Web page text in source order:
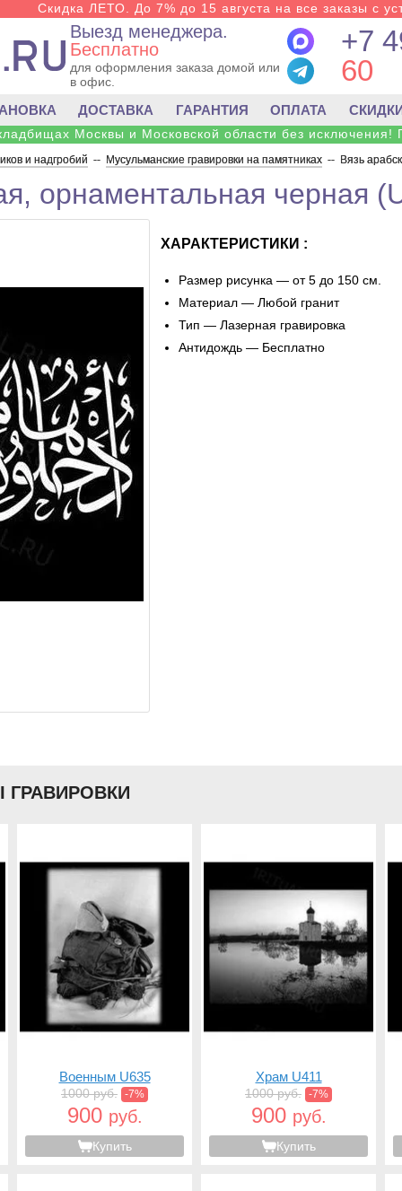
Скидка ЛЕТО. До 7% до 15 августа на все заказы с
Выезд менеджера.
Бесплатно
для оформления заказа домой или
в офис.
+7
60
ДОСТАВКА ГАРАНТИЯ ОПЛАТА
Москвы и Московской области без исключения!
и надгробий -- Мусульманские гравировки на памятниках -- Вязь
орнаментальная черная
ХАРАКТЕРИСТИКИ :
Размер рисунка — от 5 до 150 см.
Материал — Любой гранит
Тип — Лазерная гравировка
Антидождь — Бесплатно
ГРАВИРОВКИ
Военным U635
1000 руб. -7%
900 руб.
Купить
Храм U411
1000 руб. -7%
900 руб.
Купить